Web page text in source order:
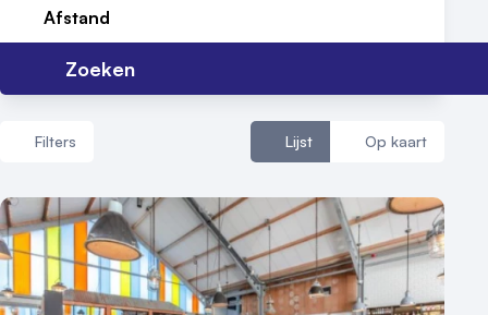
Contact
Afstand
Zoeken
Filters Lijst Op kaart
Aantal zalen
1 - 5 zalen
6 - 10 zalen